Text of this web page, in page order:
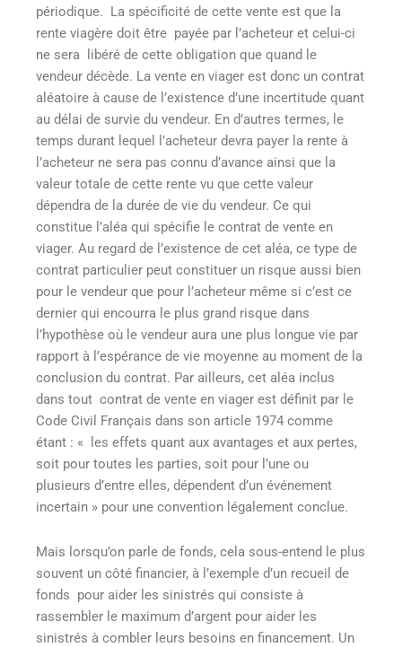
périodique. La spécificité de cette vente est que la
rente viagère doit être payée par l’acheteur et celui-ci
ne sera libéré de cette obligation que quand le
vendeur décède. La vente en viager est donc un contrat
aléatoire à cause de l’existence d’une incertitude quant
au délai de survie du vendeur. En d’autres termes, le
temps durant lequel l’acheteur devra payer la rente à
l’acheteur ne sera pas connu d’avance ainsi que la
valeur totale de cette rente vu que cette valeur
dépendra de la durée de vie du vendeur. Ce qui
constitue l’aléa qui spécifie le contrat de vente en
viager. Au regard de l’existence de cet aléa, ce type de
contrat particulier peut constituer un risque aussi bien
pour le vendeur que pour l’acheteur même si c’est ce
dernier qui encourra le plus grand risque dans
l’hypothèse où le vendeur aura une plus longue vie par
rapport à l’espérance de vie moyenne au moment de la
conclusion du contrat. Par ailleurs, cet aléa inclus
dans tout contrat de vente en viager est définit par le
Code Civil Français dans son article 1974 comme
étant : « les effets quant aux avantages et aux pertes,
soit pour toutes les parties, soit pour l’une ou
plusieurs d’entre elles, dépendent d’un événement
incertain » pour une convention légalement conclue.
Mais lorsqu’on parle de fonds, cela sous-entend le plus
souvent un côté financier, à l’exemple d’un recueil de
fonds pour aider les sinistrés qui consiste à
rassembler le maximum d’argent pour aider les
sinistrés à combler leurs besoins en financement. Un